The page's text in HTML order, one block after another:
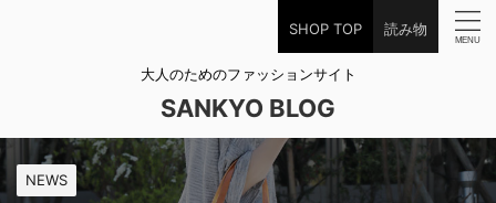
SHOP TOP 読み物
大人のためのファッションサイト
SANKYO BLOG
NEWS